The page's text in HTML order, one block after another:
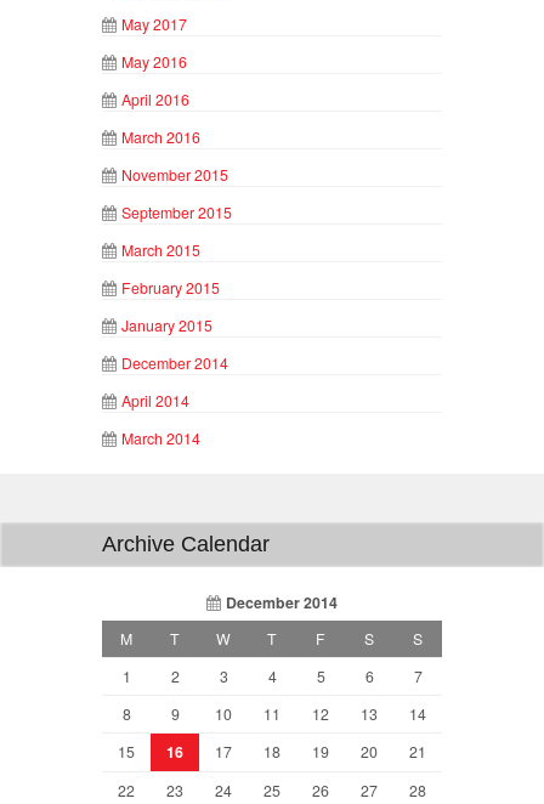
May 2017
May 2016
April 2016
March 2016
November 2015
September 2015
March 2015
February 2015
January 2015
December 2014
April 2014
March 2014
Archive Calendar
December 2014
M
T W T F S
S
1
2 3 4 5 6
7
8
9 10 11 12 13
14
15
16 17 18 19 20
21
22
23 24 25 26 27
28